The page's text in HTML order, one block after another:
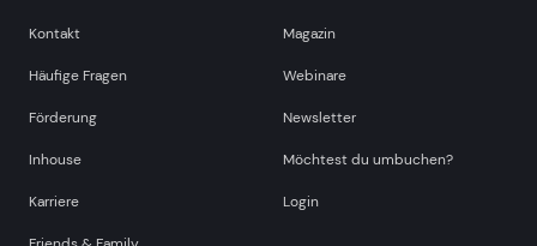
Kontakt
Häufige Fragen
Förderung
Inhouse
Karriere
Magazin
Webinare
Newsletter
Möchtest du umbuchen?
Login